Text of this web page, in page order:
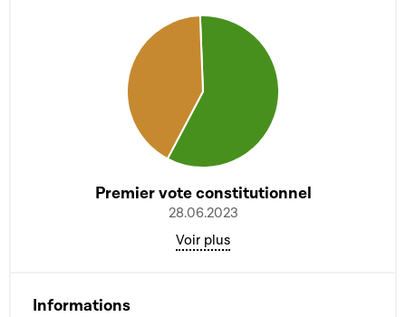
Premier vote constitutionnel
28.06.2023
Voir plus
Informations